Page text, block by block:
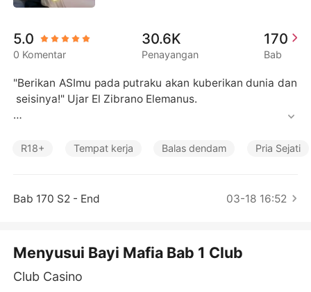
Unduh Aplikasi
Likantrof
5.0
0 Komentar
30.6K
Penayangan
170
Bab
"Berikan ASImu pada putraku akan kuberikan dunia dan
seisinya!" Ujar El Zibrano Elemanus.
usui anakmu!" marah Lea kesal
nda kenyal Lea.
R18+ Tempat kerja Balas dendam Pria Sejati
Bab 170 S2 - End 03-18 16:52
Menyusui Bayi Mafia Bab 1 Club
Club Casino